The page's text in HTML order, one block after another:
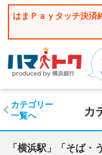
はまＰａｙタッチ決済
カ
カテゴリー
一覧へ
「横浜駅」「そば